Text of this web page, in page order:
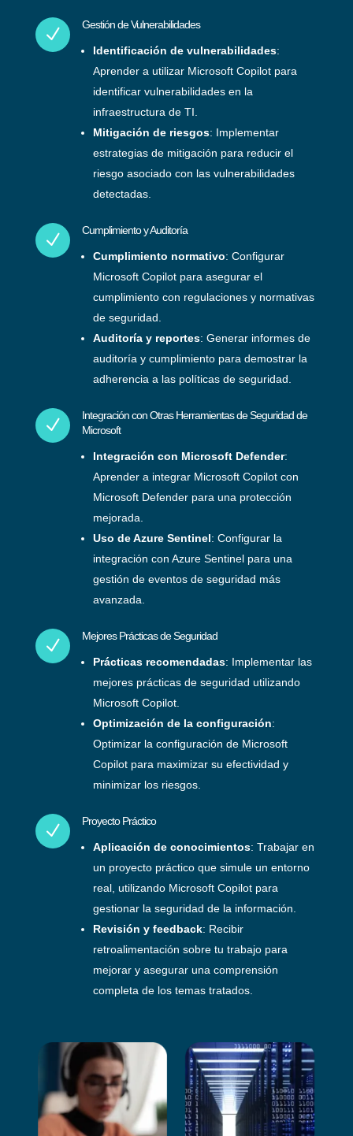
N Gestión de Vulnerabilidades
Identificación de vulnerabilidades:
Aprender a utilizar Microsoft Copilot para
identificar vulnerabilidades en la
infraestructura de TI.
Mitigación de riesgos: Implementar
estrategias de mitigación para reducir el
riesgo asociado con las vulnerabilidades
detectadas.
N Cumplimiento y Auditoría
Cumplimiento normativo: Configurar
Microsoft Copilot para asegurar el
cumplimiento con regulaciones y normativas
de seguridad.
Auditoría y reportes: Generar informes de
auditoría y cumplimiento para demostrar la
adherencia a las políticas de seguridad.
N
Integración con Otras Herramientas de Seguridad de
Microsoft
Integración con Microsoft Defender:
Aprender a integrar Microsoft Copilot con
Microsoft Defender para una protección
mejorada.
Uso de Azure Sentinel: Configurar la
integración con Azure Sentinel para una
gestión de eventos de seguridad más
avanzada.
N Mejores Prácticas de Seguridad
Prácticas recomendadas: Implementar las
mejores prácticas de seguridad utilizando
Microsoft Copilot.
Optimización de la configuración:
Optimizar la configuración de Microsoft
Copilot para maximizar su efectividad y
minimizar los riesgos.
N Proyecto Práctico
Aplicación de conocimientos: Trabajar en
un proyecto práctico que simule un entorno
real, utilizando Microsoft Copilot para
gestionar la seguridad de la información.
Revisión y feedback: Recibir
retroalimentación sobre tu trabajo para
mejorar y asegurar una comprensión
completa de los temas tratados.